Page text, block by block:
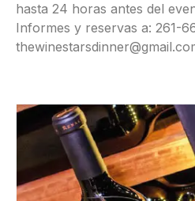
hasta 24 horas antes del
Informes y reservas a: 261-